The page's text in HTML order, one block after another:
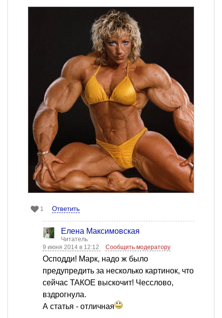
1 Ответить
Елена Максимовская
Читатель
9 июня 2014 в 12:12
Сообщить модератору
Осподди! Марк, надо ж было
предупредить за несколько картинок, что
сейчас ТАКОЕ выскочит! Чесслово,
вздрогнула.
А статья - отличная